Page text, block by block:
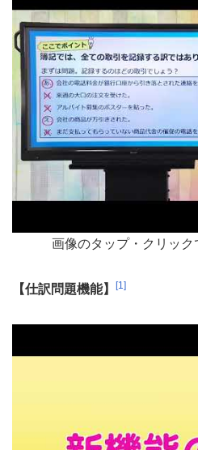
画像のタップ・クリッ
【仕訳問題機能】 [1]